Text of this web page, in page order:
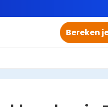
Bereken